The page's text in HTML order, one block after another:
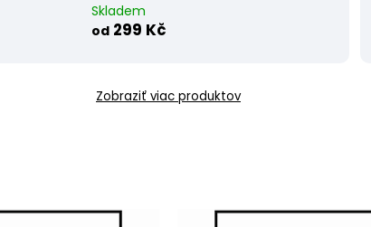
Skladem
od 299 Kč
Zobraziť viac produktov